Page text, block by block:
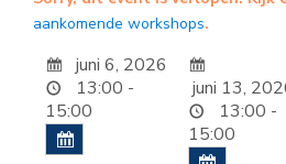
aankomende workshops.
juni 6, 2026
13:00 -
15:00
juni 13,
13:00 -
15:00